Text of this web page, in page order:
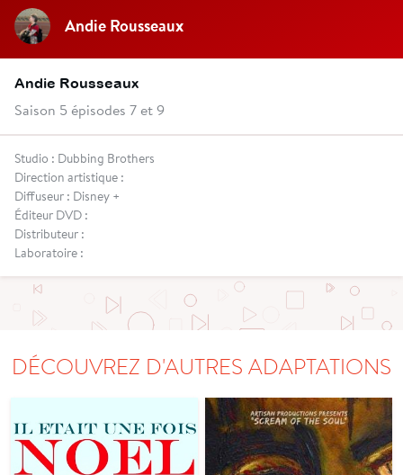
Andie Rousseaux
Andie Rousseaux
Saison 5 épisodes 7 et 9
Studio : Dubbing Brothers
Direction artistique :
Diffuseur : Disney +
Éditeur DVD :
Distributeur :
Laboratoire :
DÉCOUVREZ D'AUTRES ADAPTATIONS